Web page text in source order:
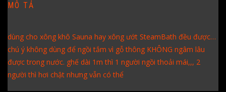
MÔ TẢ
dùng cho xông khô Sauna hay xông ướt SteamBath đều được…
chú ý không dùng để ngồi tắm vì gỗ thông KHÔNG ngâm lâu
được trong nước. ghế dài 1m thì 1 người ngồi thoải mái,,, 2
người thì hơi chật nhưng vẫn có thể